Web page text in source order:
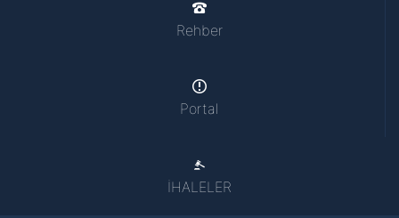
Rehber
Portal
İHALELER